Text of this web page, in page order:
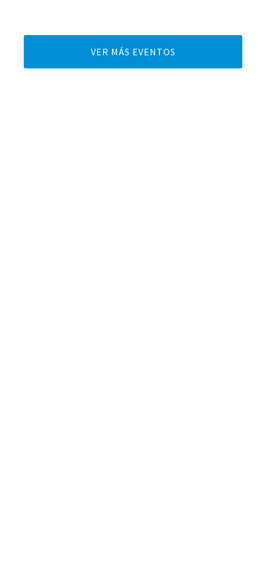
VER MÁS EVENTOS